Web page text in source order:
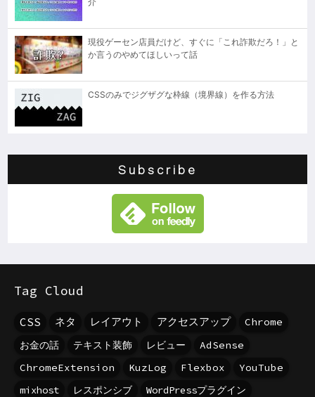
現役ゲーセン店員だけど、すぐに「これ詐欺だろ！」と
か言うのやめてほしいって話
CSSのみでジグザグな枠線（境界線）を作る方法
Subscribe
Tag Cloud
CSS ネタ レイアウト アクセスアップ
Chrome
お金の話
テキスト装飾 レビュー
AdSense
ChromeExtension
KuzLog Flexbox
YouTube
mixhost
レスポンシブ
WordPressプラグイン